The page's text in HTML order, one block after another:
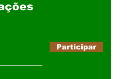
Participar